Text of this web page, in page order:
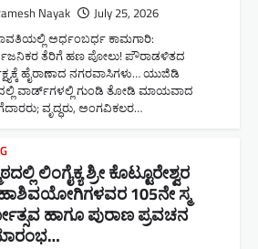
Nayak July 25, 2026
ಅರ್ಧಂಬರ್ಧ ಕಾಮಗಾರಿ:
ತೆರಿಗೆ ಹಣ ಪೋಲು! ಪೌರಾಡಳಿತದ
ಹೈರಾಣಾದ ನಗರವಾಸಿಗಳು​… ಯುಜಿಡಿ
ವಾರ್ಡ್‌ಗಳಲ್ಲಿ ಗುಂಡಿ ತೋಡಿ ಮಾಯವಾದ
ವೃದ್ಧರು, ಅಂಗವಿಕಲರ…
ಲಿಂಗೈಕ್ಯ ಶ್ರೀ ಕೊಟ್ಟೂರೇಶ್ವರ
105ನೇ ಸ್ಮ
ಹಾಗೂ ಪುರಾಣ ಪ್ರವಚನ